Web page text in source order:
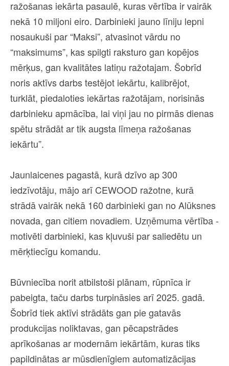
ražošanas iekārta pasaulē, kuras vērtība ir vairāk
nekā 10 miljoni eiro. Darbinieki jauno līniju lepni
nosaukuši par “Maksi”, atvasinot vārdu no
“maksimums”, kas spilgti raksturo gan kopējos
mērķus, gan kvalitātes latiņu ražotajam. Šobrīd
noris aktīvs darbs testējot iekārtu, kalibrējot,
turklāt, piedaloties iekārtas ražotājam, norisinās
darbinieku apmācība, lai viņi jau no pirmās dienas
spētu strādāt ar tik augsta līmeņa ražošanas
iekārtu”.
Jaunlaicenes pagastā, kurā dzīvo ap 300
iedzīvotāju, mājo arī CEWOOD ražotne, kurā
strādā vairāk nekā 160 darbinieki gan no Alūksnes
novada, gan citiem novadiem. Uzņēmuma vērtība -
motivēti darbinieki, kas kļuvuši par saliedētu un
mērķtiecīgu komandu.
Būvniecība norit atbilstoši plānam, rūpnīca ir
pabeigta, taču darbs turpināsies arī 2025. gadā.
Šobrīd tiek aktīvi strādāts gan pie gatavās
produkcijas noliktavas, gan pēcapstrādes
aprīkošanas ar modernām iekārtām, kuras tiks
papildinātas ar mūsdienīgiem automatizācijas